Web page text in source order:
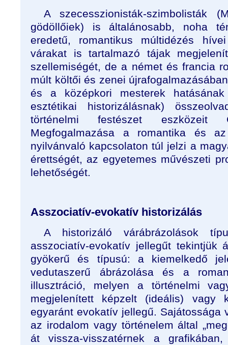
A szecesszionisták-szimbolisták
gödöllőiek) is általánosabb, noha
eredetű, romantikus múltidézés
várakat is tartalmazó tájak
szellemiségét, de a német és francia
múlt költői és zenei
és a középkori mesterek
esztétikai historizálásnak)
történelmi festészet eszközeit
Megfogalmazása a romantika és
nyilvánvaló kapcsolaton túl jelzi a
érettségét, az egyetemes művészeti
lehetőségét.
Asszociatív-evokatív historizálás
A historizáló várábrázolások
asszociatív-evokatív jellegűt tekintjük
gyökerű és típusú: a kiemelkedő
vedutaszerű ábrázolása és a
illusztráció, melyen a történelmi
megjelenített képzelt (ideális) vagy
egyaránt evokatív jellegű. Sajátossága
az irodalom vagy történelem által
át vissza-visszatérnek a